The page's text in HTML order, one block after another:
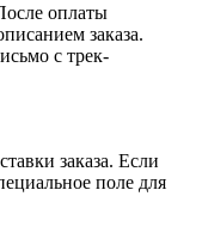
оплаты
заказа.
с трек-
заказа. Если
поле для